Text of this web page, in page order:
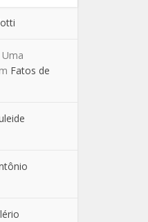
Fatos de